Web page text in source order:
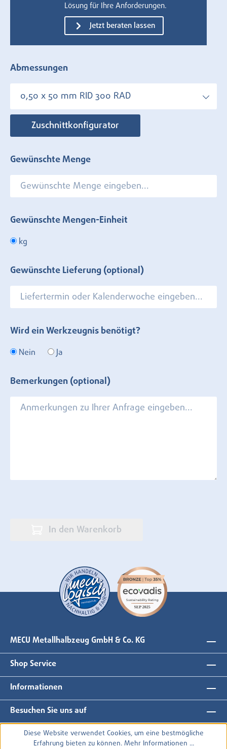
Lösung für Ihre Anforderungen.
Jetzt beraten lassen
Abmessungen
0,50 x 50 mm RID 300 RAD
Zuschnittkonfigurator
Gewünschte Menge
Gewünschte Mengen-Einheit
kg
Gewünschte Lieferung (optional)
Wird ein Werkzeugnis benötigt?
Nein Ja
Bemerkungen (optional)
In den Warenkorb
MECU Metallhalbzeug GmbH & Co. KG
Shop Service
Informationen
Besuchen Sie uns auf
Diese Website verwendet Cookies, um eine bestmögliche
Erfahrung bieten zu können. Mehr Informationen ...